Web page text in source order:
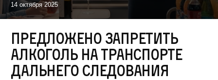
14 октября 2025
Предложено запретить
алкоголь на транспорте
дальнего следования